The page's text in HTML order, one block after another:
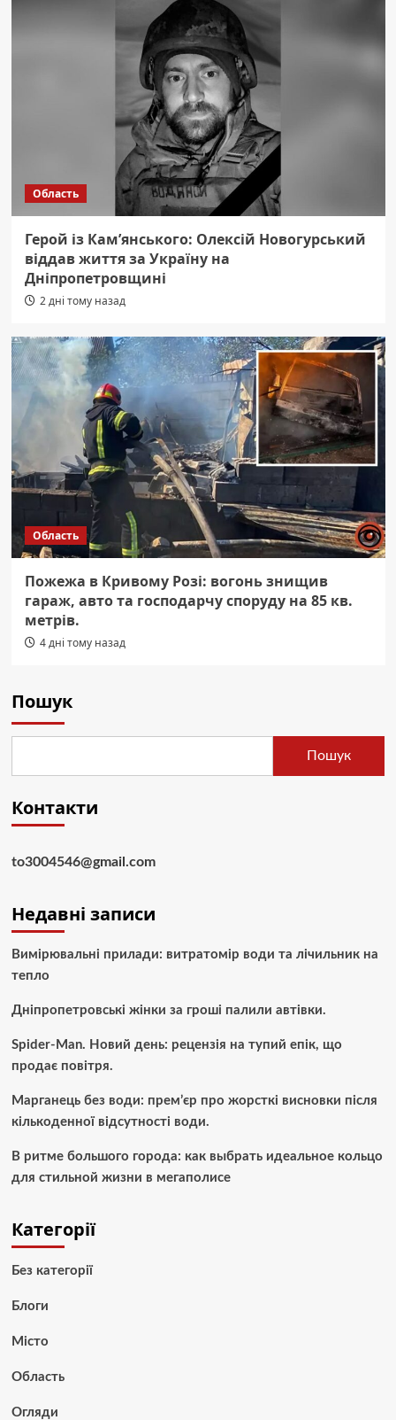
Область
Герой із Кам’янського: Олексій Новогурський
віддав життя за Україну на
Дніпропетровщині
2 дні тому назад
Область
Пожежа в Кривому Розі: вогонь знищив
гараж, авто та господарчу споруду на 85 кв.
метрів.
4 дні тому назад
Пошук
Пошук
Контакти
to3004546@gmail.com
Недавні записи
Вимірювальні прилади: витратомір води та лічильник на
тепло
Дніпропетровські жінки за гроші палили автівки.
Spider-Man. Новий день: рецензія на тупий епік, що
продає повітря.
Марганець без води: прем’єр про жорсткі висновки після
кількоденної відсутності води.
В ритме большого города: как выбрать идеальное кольцо
для стильной жизни в мегаполисе
Категорії
Без категорії
Блоги
Місто
Область
Огляди